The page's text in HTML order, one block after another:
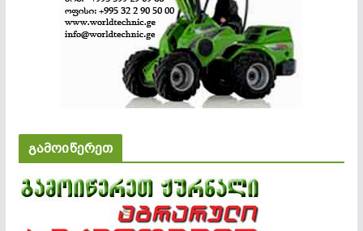
გამოიწერეთ